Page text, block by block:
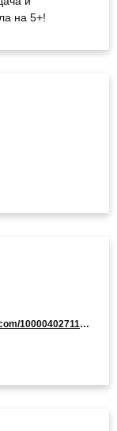
на 5+!
https://www.facebook.com/100004027110130